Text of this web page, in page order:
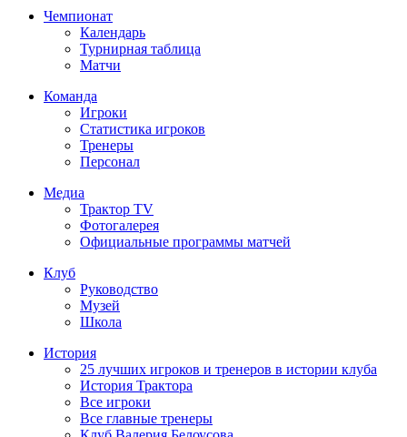
Чемпионат
Календарь
Турнирная таблица
Матчи
Команда
Игроки
Статистика игроков
Тренеры
Персонал
Медиа
Трактор TV
Фотогалерея
Официальные программы матчей
Клуб
Руководство
Музей
Школа
История
25 лучших игроков и тренеров в истории клуба
История Трактора
Все игроки
Все главные тренеры